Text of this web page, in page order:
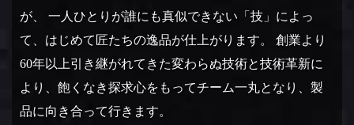
が、 一人ひとりが誰にも真似できない「技」によっ
て、はじめて匠たちの逸品が仕上がります。 創業より
60年以上引き継がれてきた変わらぬ技術と技術革新に
より、飽くなき探求心をもってチーム一丸となり、製
品に向き合って行きます。